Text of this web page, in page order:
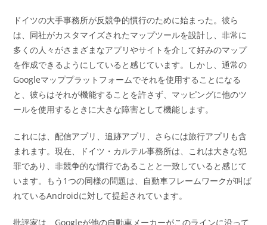
ドイツの大手事務所が反競争的慣行のために始まった。彼ら
は、同社がカスタマイズされたマップツールを設計し、非常に
多くの人々がさまざまなアプリやサイトを介して好みのマップ
を作成できるようにしていると感じています。しかし、通常の
Googleマッププラットフォームでそれを使用することになる
と、彼らはそれが機能することを許さず、マッピングに他のツ
ールを使用するときに大きな障害として機能します。
これには、配信アプリ、追跡アプリ、さらには旅行アプリも含
まれます。現在、ドイツ・カルテル事務所は、これは大きな犯
罪であり、非競争的な慣行であることと一致していると感じて
います。もう1つの同様の問題は、自動車フレームワークが叫ば
れているAndroidに対して提起されています。
批評家は、Googleが他の自動車メーカーがこのラインに沿って